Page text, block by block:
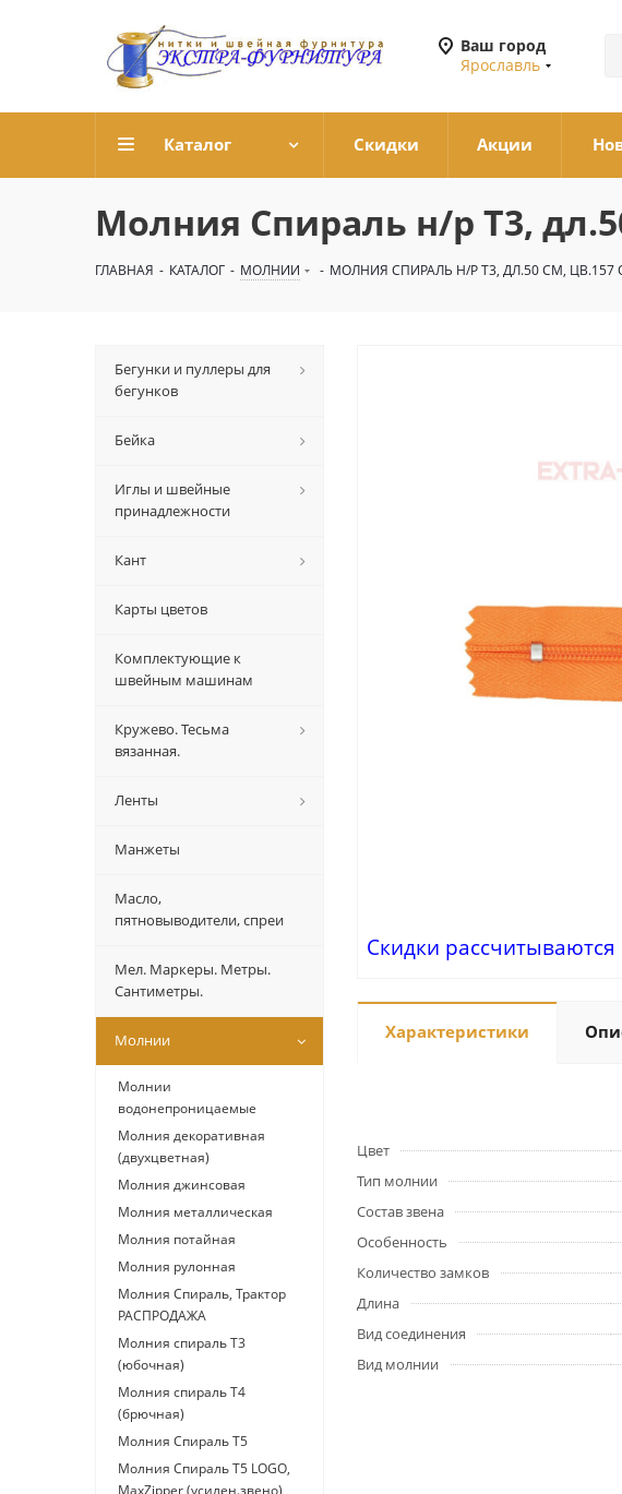
Ваш город
Ярославль
Каталог Скидки Акции
Молния Спираль н/р Т3,
ГЛАВНАЯ - КАТАЛОГ - МОЛНИИ - МОЛНИЯ СПИРАЛЬ Н/Р Т3, ДЛ.50 СМ,
Скидки
Характеристики
Цвет
Тип молнии
Состав звена
Особенность
Количество замков
Длина
Вид соединения
Вид молнии
Бегунки и пуллеры для
бегунков
Бейка
Иглы и швейные
принадлежности
Кант
Карты цветов
Комплектующие к
швейным машинам
Кружево. Тесьма
вязанная.
Ленты
Манжеты
Масло,
пятновыводители, спреи
Мел. Маркеры. Метры.
Сантиметры.
Молнии
Молнии
водонепроницаемые
Молния декоративная
(двухцветная)
Молния джинсовая
Молния металлическая
Молния потайная
Молния рулонная
Молния Спираль, Трактор
РАСПРОДАЖА
Молния спираль Т3
(юбочная)
Молния спираль Т4
(брючная)
Молния Спираль Т5
Молния Спираль Т5 LOGO,
MaxZipper (усилен.звено)